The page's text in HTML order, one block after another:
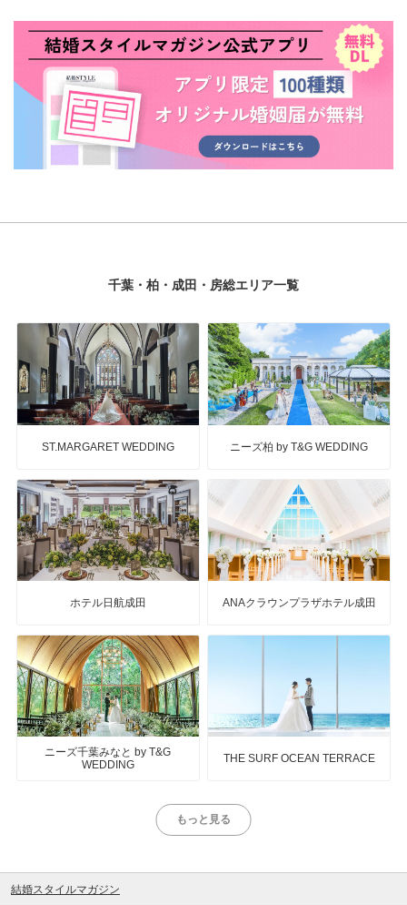
千葉・柏・成田・房総エリア一覧
ST.MARGARET WEDDING ニーズ柏 by T&G WEDDING
ホテル日航成田 ANAクラウンプラザホテル成田
ニーズ千葉みなと by T&G
WEDDING
THE SURF OCEAN TERRACE
もっと見る
結婚スタイルマガジン